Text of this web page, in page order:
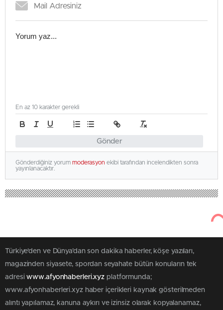
Gönder
En az 10 karakter gerekli
Gönderdiğiniz yorum moderasyon ekibi tarafından incelendikten sonra
yayınlanacaktır.
Türkiye'den ve Dünya’dan son dakika haberler, köşe yazıları,
magazinden siyasete, spordan seyahate bütün konuların tek
adresiwww.afyonhaberleri.xyz platformunda;
www.afyonhaberleri.xyz haber içerikleri kaynak gösterilmeden
alıntı yapılamaz, kanuna aykırı ve izinsiz olarak kopyalanamaz,